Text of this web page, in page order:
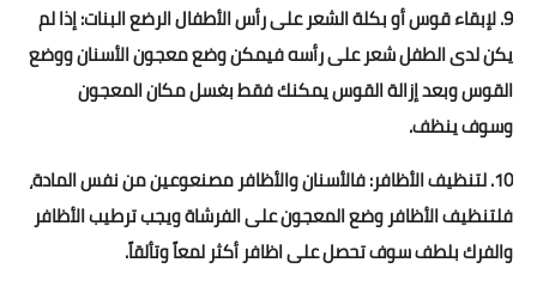
9. لإبقاء قوس أو بكلة الشعر على رأس الأطفال الرضع البنات: إذا لم
يكن لدى الطفل شعر على رأسه فيمكن وضع معجون الأسنان ووضع
القوس وبعد إزالة القوس يمكنك فقط بغسل مكان المعجون
وسوف ينظف.
10. لتنظيف الأظافر: فالأسنان والأظافر مصنعوعين من نفس المادة،
فلتنظيف الأظافر وضع المعجون على الفرشاة ويجب ترطيب الأظافر
والفرك بلطف سوف تحصل على اظافر أكثر لمعاً وتألقاً.